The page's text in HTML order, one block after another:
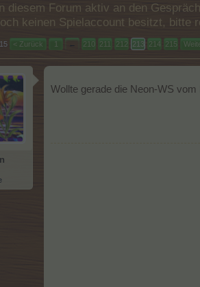
diesem Forum aktiv an den
keinen Spielaccount besitzt, bitte
< Zurück 1 ← 210 211 212 213 214 215
Wollte gerade die Neon-WS